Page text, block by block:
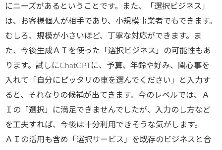
にニーズがあるということです。また、「選択ビジネス」
は、お客様個人が相手であり、小規模事業者でもできます。
むしろ、規模が小さいほど、丁寧な対応ができます。ま
た、今後生成ＡＩを使った「選択ビジネス」の可能性もあ
ります。試しにChatGPTに、予算、年齢や好み、関心事を
入れて「自分にピッタリの車を選んでください」と入力す
ると、それなりの候補が出てきます。今のレベルでは、Ａ
Ｉの「選択」に満足できませんでしたが、入力のし方など
を工夫すれば、今後は十分利用できそうな気がします。
ＡＩの活用も含め「選択サービス」を既存のビジネスと合